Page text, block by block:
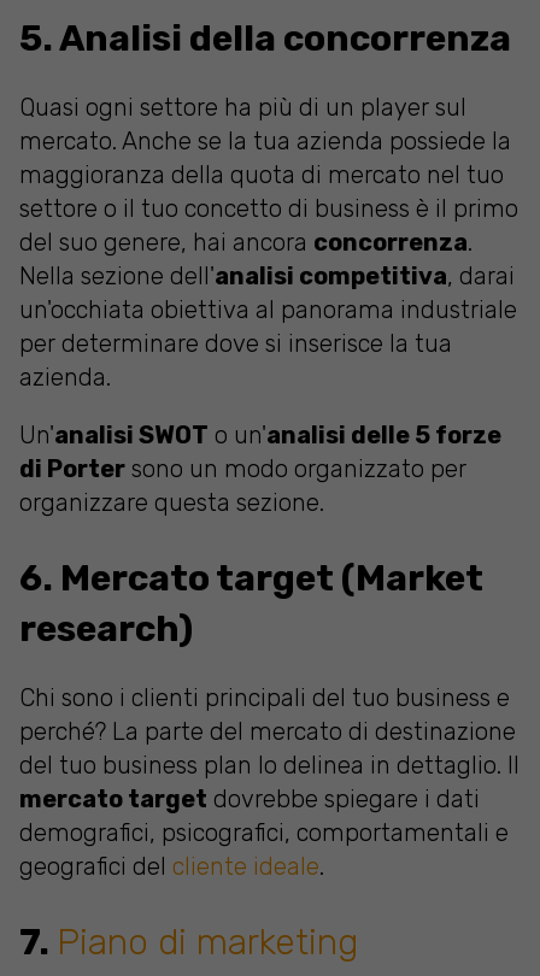
5. Analisi della concorrenza
Quasi ogni settore ha più di un player sul
mercato. Anche se la tua azienda possiede la
maggioranza della quota di mercato nel tuo
settore o il tuo concetto di business è il primo
del suo genere, hai ancora concorrenza.
Nella sezione dell'analisi competitiva, darai
un'occhiata obiettiva al panorama industriale
per determinare dove si inserisce la tua
azienda.
Un'analisi SWOT o un'analisi delle 5 forze
di Porter sono un modo organizzato per
organizzare questa sezione.
6. Mercato target (Market
research)
Chi sono i clienti principali del tuo business e
perché? La parte del mercato di destinazione
del tuo business plan lo delinea in dettaglio. Il
mercato target dovrebbe spiegare i dati
demografici, psicografici, comportamentali e
geografici del cliente ideale.
7. Piano di marketing